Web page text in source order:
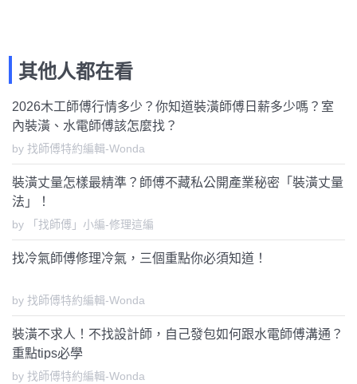
其他人都在看
2026木工師傅行情多少？你知道裝潢師傅日薪多少嗎？室
內裝潢、水電師傅該怎麼找？
by 找師傅特約編輯-Wonda
裝潢丈量怎樣最精準？師傅不藏私公開產業秘密「裝潢丈量
法」！
by 「找師傅」小編-修理這編
找冷氣師傅修理冷氣，三個重點你必須知道！
by 找師傅特約編輯-Wonda
裝潢不求人！不找設計師，自己發包如何跟水電師傅溝通？
重點tips必學
by 找師傅特約編輯-Wonda